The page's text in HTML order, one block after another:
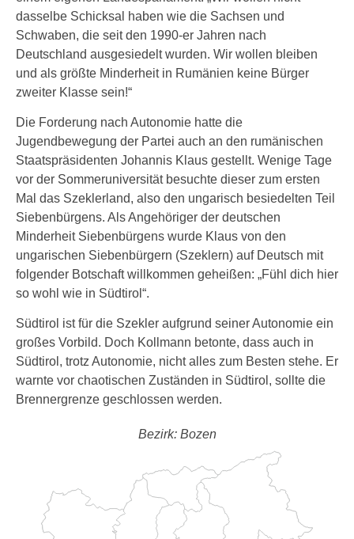
dasselbe Schicksal haben wie die Sachsen und
Schwaben, die seit den 1990-er Jahren nach
Deutschland ausgesiedelt wurden. Wir wollen bleiben
und als größte Minderheit in Rumänien keine Bürger
zweiter Klasse sein!“
Die Forderung nach Autonomie hatte die
Jugendbewegung der Partei auch an den rumänischen
Staatspräsidenten Johannis Klaus gestellt. Wenige Tage
vor der Sommeruniversität besuchte dieser zum ersten
Mal das Szeklerland, also den ungarisch besiedelten Teil
Siebenbürgens. Als Angehöriger der deutschen
Minderheit Siebenbürgens wurde Klaus von den
ungarischen Siebenbürgern (Szeklern) auf Deutsch mit
folgender Botschaft willkommen geheißen: „Fühl dich hier
so wohl wie in Südtirol“.
Südtirol ist für die Szekler aufgrund seiner Autonomie ein
großes Vorbild. Doch Kollmann betonte, dass auch in
Südtirol, trotz Autonomie, nicht alles zum Besten stehe. Er
warnte vor chaotischen Zuständen in Südtirol, sollte die
Brennergrenze geschlossen werden.
Bezirk: Bozen